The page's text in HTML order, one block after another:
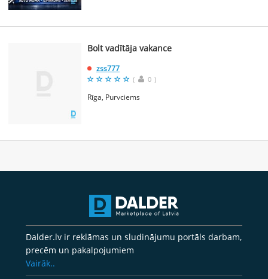
Bolt vadītāja vakance
zss777
( 0 )
Rīga, Purvciems
Dalder.lv ir reklāmas un sludinājumu portāls darbam,
precēm un pakalpojumiem
Vairāk..